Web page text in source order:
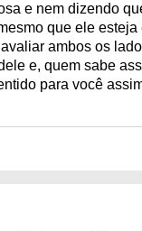
e nem dizendo
que ele esteja
ambos os
e, quem sabe
para você